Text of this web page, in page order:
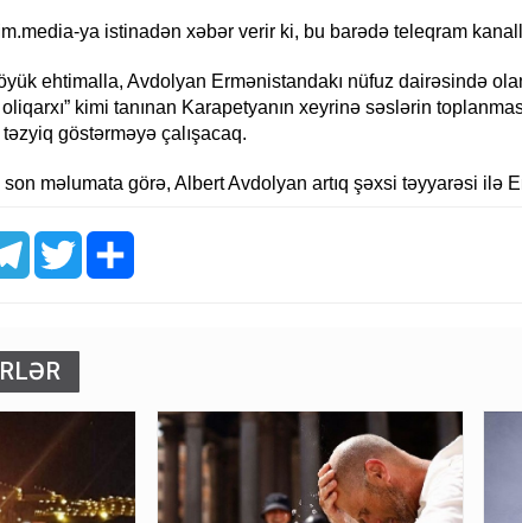
ya istinadən xəbər verir ki, bu barədə teleqram
ehtimalla, Avdolyan Ermənistandakı nüfuz dairəsində
kimi tanınan Karapetyanın xeyrinə səslərin
göstərməyə çalışacaq.
son məlumata görə, Albert Avdolyan artıq şəxsi təyyarəsi ilə
TelegramTwitter